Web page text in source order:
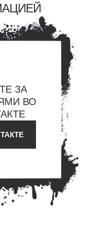
a living network of artists,
the world. We host
where creativity
ЗА
ВО